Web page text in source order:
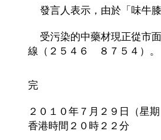
發言人表示，由於「味牛
受污染的中藥材現正從市
線（２５４６ ８７５４）。
完
２０１０年７月２９日（星
香港時間２０時２２分